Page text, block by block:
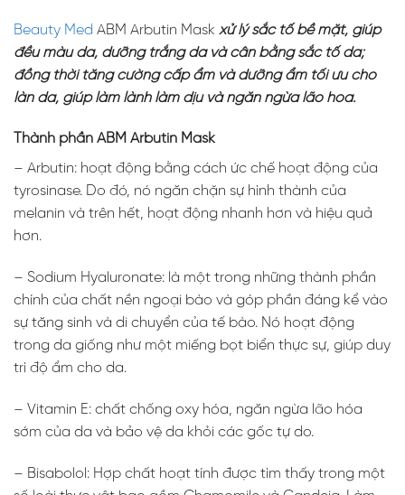
Beauty Med ABM Arbutin Mask xử lý sắc tố bề mặt, giúp
đều màu da, dưỡng trắng da và cân bằng sắc tố da;
đồng thời tăng cường cấp ẩm và dưỡng ẩm tối ưu cho
làn da, giúp làm lành làm dịu và ngăn ngừa lão hóa.
Thành phần ABM Arbutin Mask
– Arbutin: hoạt động bằng cách ức chế hoạt động của
tyrosinase. Do đó, nó ngăn chặn sự hình thành của
melanin và trên hết, hoạt động nhanh hơn và hiệu quả
hơn.
– Sodium Hyaluronate: là một trong những thành phần
chính của chất nền ngoại bào và góp phần đáng kể vào
sự tăng sinh và di chuyển của tế bào. Nó hoạt động
trong da giống như một miếng bọt biển thực sự, giúp duy
trì độ ẩm cho da.
– Vitamin E: chất chống oxy hóa, ngăn ngừa lão hóa
sớm của da và bảo vệ da khỏi các gốc tự do.
– Bisabolol: Hợp chất hoạt tính được tìm thấy trong một